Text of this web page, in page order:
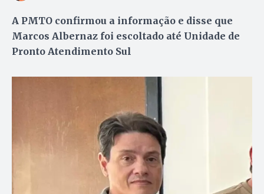
A PMTO confirmou a informação e disse que
Marcos Albernaz foi escoltado até Unidade de
Pronto Atendimento Sul